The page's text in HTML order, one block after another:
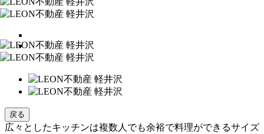
戻る
広々としたキッチンは複数人でも余裕で料理ができるサイズ